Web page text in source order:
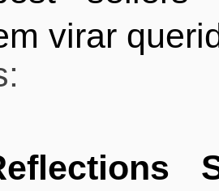
virar